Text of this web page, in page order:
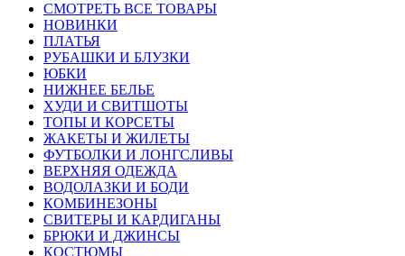
СМОТРЕТЬ ВСЕ ТОВАРЫ
НОВИНКИ
ПЛАТЬЯ
РУБАШКИ И БЛУЗКИ
ЮБКИ
НИЖНЕЕ БЕЛЬЕ
ХУДИ И СВИТШОТЫ
ТОПЫ И КОРСЕТЫ
ЖАКЕТЫ И ЖИЛЕТЫ
ФУТБОЛКИ И ЛОНГСЛИВЫ
ВЕРХНЯЯ ОДЕЖДА
ВОДОЛАЗКИ И БОДИ
КОМБИНЕЗОНЫ
СВИТЕРЫ И КАРДИГАНЫ
БРЮКИ И ДЖИНСЫ
КОСТЮМЫ